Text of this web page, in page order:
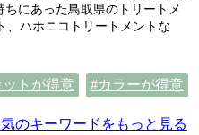
にあった鳥取県のトリートメ
、ハホニコトリートメントな
ットが得意 カラーが得意
気のキーワードをもっと見る